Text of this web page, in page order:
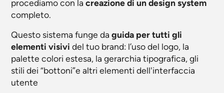
procediamo con lacreazione di un design system
completo.
Questo sistema funge daguida per tutti gli
elementi visivi del tuo brand: l’uso del logo, la
palette colori estesa, la gerarchia tipografica, gli
stili dei “bottoni”e altri elementi dell'interfaccia
utente